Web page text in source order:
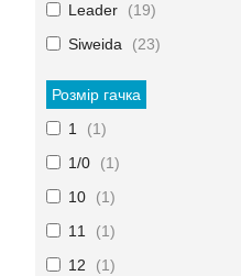
Leader
19
Siweida
23
Розмір гачка
1
1
1/0
1
10
1
11
1
12
1